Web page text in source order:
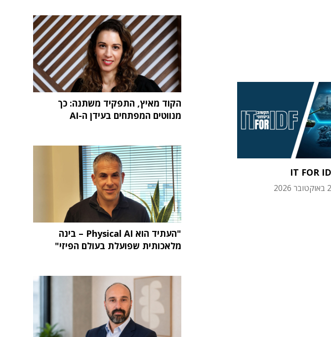
IT FOR
הקוד מאיץ, התפקיד משתנה: כך
מנווטים המפתחים בעידן ה-AI
"העתיד הוא Physical AI – בינה
מלאכותית שפועלת בעולם הפיזי"